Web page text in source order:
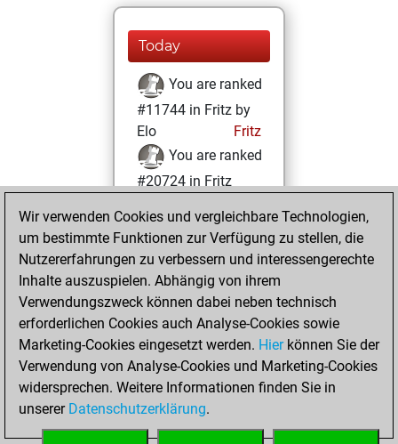
Today
You are ranked
#11744 in Fritz by
Elo
Fritz
You are ranked
#20724 in Fritz
Dienstag, Juni 15,
2021
You achieved a
BeautyScore of 2
Fritz
You
achieved a new Elo
of 1592
You created
Wir verwenden Cookies und vergleichbare Technologien,
um bestimmte Funktionen zur Verfügung zu stellen, die
Nutzererfahrungen zu verbessern und interessengerechte
Inhalte auszuspielen. Abhängig von ihrem
Verwendungszweck können dabei neben technisch
erforderlichen Cookies auch Analyse-Cookies sowie
Marketing-Cookies eingesetzt werden. Hierkönnen Sie der
Verwendung von Analyse-Cookies und Marketing-Cookies
widersprechen. Weitere Informationen finden Sie in
unserer Datenschutzerklärung.